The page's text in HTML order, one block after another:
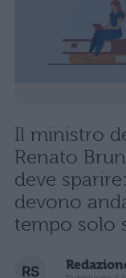
Il ministro
Renato
deve
devono
tempo solo